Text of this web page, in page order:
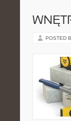
POSTED